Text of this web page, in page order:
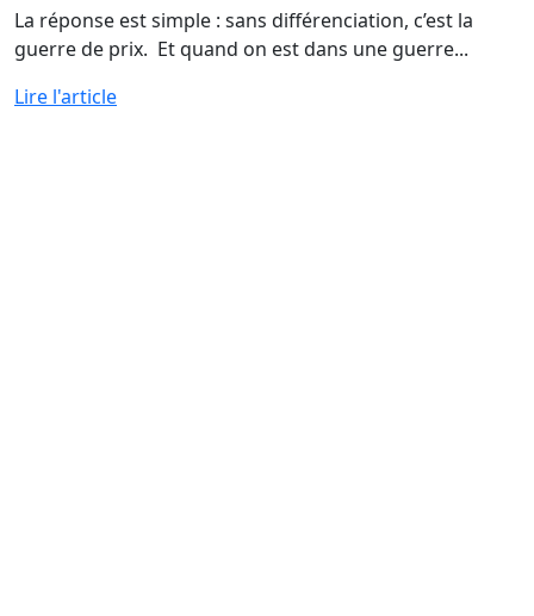
La réponse est simple : sans différenciation, c’est la
guerre de prix. Et quand on est dans une guerre...
Lire l'article